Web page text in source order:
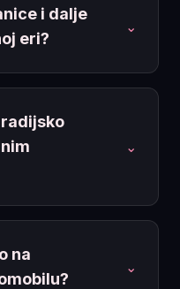
i dalje
eri?
⌄
⌄
na
⌄